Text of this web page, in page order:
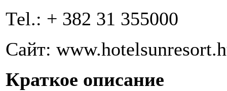
Теl.: + 382 31 355000
Сайт:
Краткое описание